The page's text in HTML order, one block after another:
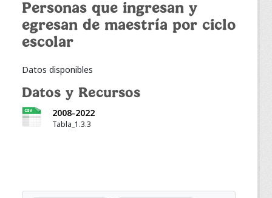
Personas que ingresan y
egresan de maestría por ciclo
escolar
Datos disponibles
Datos y Recursos
2008-2022
Tabla_1.3.3